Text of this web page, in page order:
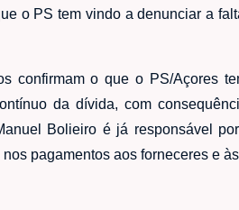
o PS tem vindo a denunciar a
confirmam o que o PS/Açores
da dívida, com
Bolieiro é já responsável
pagamentos aos forneceres e